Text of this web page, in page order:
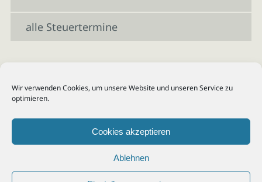
Wir verwenden Cookies, um unsere Website und unseren Service zu
optimieren.
Cookies akzeptieren
Ablehnen
alle Steuertermine